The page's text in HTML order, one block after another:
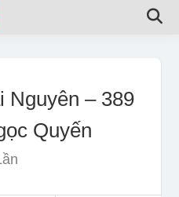
Nguyên – 389
Quyến